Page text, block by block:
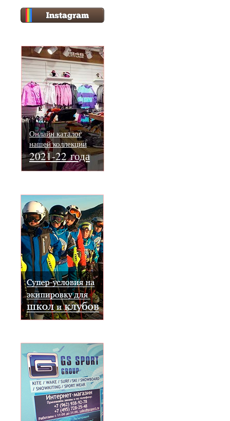
Онлайн каталог
нашей коллекции
2021-22 года